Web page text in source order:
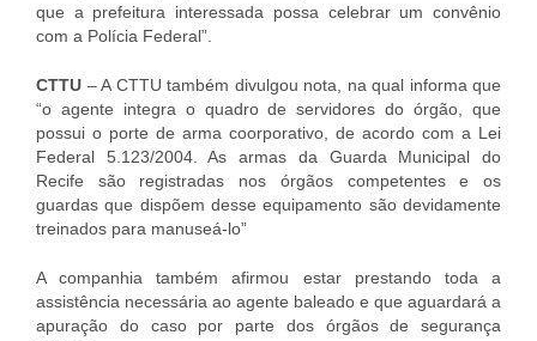
que a prefeitura interessada possa celebrar um convênio
com a Polícia Federal”.
CTTU – A CTTU também divulgou nota, na qual informa que
“o agente integra o quadro de servidores do órgão, que
possui o porte de arma coorporativo, de acordo com a Lei
Federal 5.123/2004. As armas da Guarda Municipal do
Recife são registradas nos órgãos competentes e os
guardas que dispõem desse equipamento são devidamente
treinados para manuseá-lo”
A companhia também afirmou estar prestando toda a
assistência necessária ao agente baleado e que aguardará a
apuração do caso por parte dos órgãos de segurança